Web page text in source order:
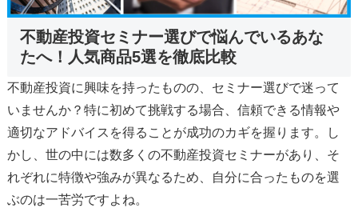
不動産投資セミナー選びで悩んでいるあな
たへ！人気商品5選を徹底比較
不動産投資に興味を持ったものの、セミナー選びで迷って
いませんか？特に初めて挑戦する場合、信頼できる情報や
適切なアドバイスを得ることが成功のカギを握ります。し
かし、世の中には数多くの不動産投資セミナーがあり、そ
れぞれに特徴や強みが異なるため、自分に合ったものを選
ぶのは一苦労ですよね。